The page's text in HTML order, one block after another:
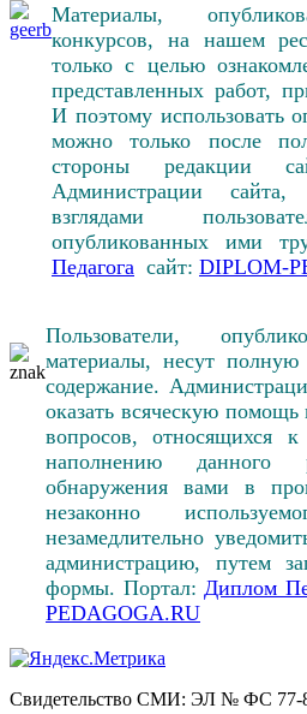
Материалы,
конкурсов, на нашем
только с целью
представленных работ,
И поэтому использовать
можно только после
стороны редакции
Администрации
взглядами
опубликованных ими
Педагога сайт: DIPLOM-
Пользователи,
материалы, несут полную
содержание.
оказать всяческую
вопросов, относящихся
наполнению данного
обнаружения вами в
незаконно
незамедлительно
администрацию, путем
формы. Портал: Диплом
PEDAGOGA.RU
Свидетельство СМИ: ЭЛ № ФС 77-